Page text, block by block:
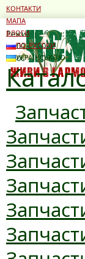
Режим роботи:
10:00 - 19:00
10:00 - 16:00
КОНТАКТИ
МАПА
БЛОГИ
ПО-РУССКИ
УКРАЇНСЬКОЮ